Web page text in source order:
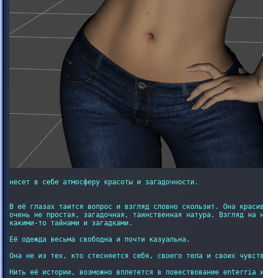
несет в себе атмосферу красоты и загадочности.
В её глазах таится вопрос и взгляд словно скользит. Она
очень не простая, загадочная, таинственная натура. Взгляд на
какими-то тайнами и загадками.
Её одежда весьма свободна и почти казуальна.
Она не из тех, кто стесняется себя, своего тела и своих
Нить её истории, возможно вплетется в повествование enterria